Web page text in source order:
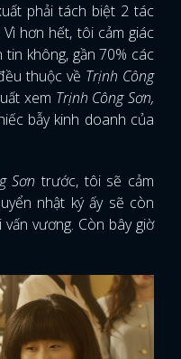
phải tách biệt 2 tác
hơn hết, tôi cảm giác
không, gần 70% các
thuộc về Trịnh Công
xem Trịnh Công Sơn,
bẫy kinh doanh của
Sơn trước, tôi sẽ cảm
nhật ký ấy sẽ còn
vương. Còn bây giờ